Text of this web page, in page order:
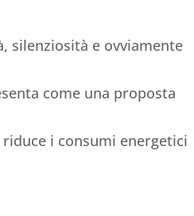
silenziosità e ovviamente
come una proposta
i consumi energetici